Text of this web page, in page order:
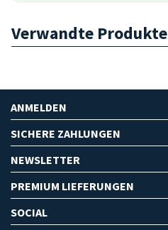
Verwandte Produkte
ANMELDEN
SICHERE ZAHLUNGEN
NEWSLETTER
PREMIUM LIEFERUNGEN
SOCIAL